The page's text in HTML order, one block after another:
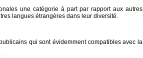
une catégorie à part par rapport aux autres
langues étrangères dans leur diversité.
qui sont évidemment compatibles avec la